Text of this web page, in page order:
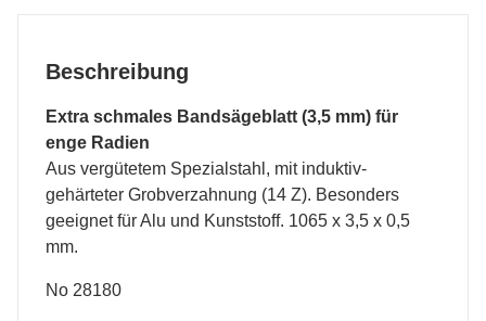
Beschreibung
Extra schmales Bandsägeblatt (3,5 mm) für
enge Radien
Aus vergütetem Spezialstahl, mit induktiv-
gehärteter Grobverzahnung (14 Z). Besonders
geeignet für Alu und Kunststoff. 1065 x 3,5 x 0,5
mm.
No 28180